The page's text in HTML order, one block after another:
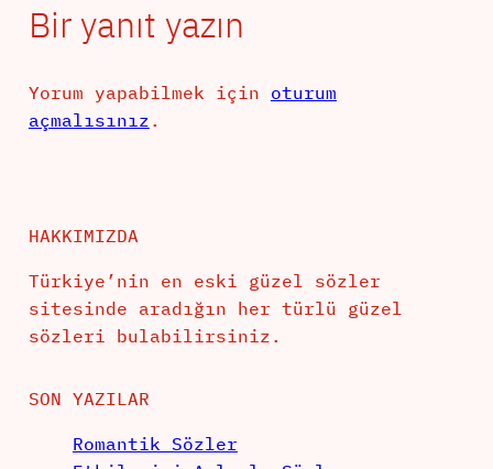
Bir yanıt yazın
Yorum yapabilmek için oturum
açmalısınız .
HAKKIMIZDA
Türkiye’nin en eski güzel sözler
sitesinde aradığın her türlü güzel
sözleri bulabilirsiniz.
SON YAZILAR
Romantik Sözler